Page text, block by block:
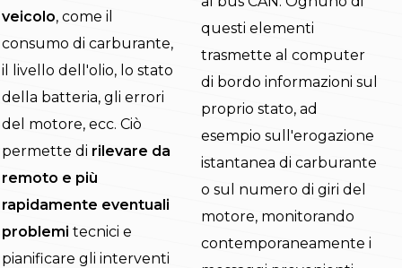
veicolo, come il
consumo di carburante,
il livello dell'olio, lo stato
della batteria, gli errori
del motore, ecc. Ciò
permette di rilevare da
remoto e più
rapidamente eventuali
problemi tecnici e
pianificare gli interventi
questi elementi
trasmette al computer
di bordo informazioni sul
proprio stato, ad
esempio sull'erogazione
istantanea di carburante
o sul numero di giri del
motore, monitorando
contemporaneamente i